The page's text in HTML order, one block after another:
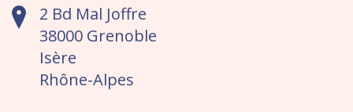
2 Bd Mal Joffre
38000 Grenoble
Isère
Rhône-Alpes